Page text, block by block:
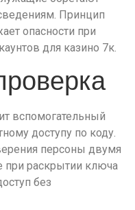
Принцип
опасности при
для казино 7к.
вспомогательный
доступу по коду.
персоны двумя
раскрытии ключа
без